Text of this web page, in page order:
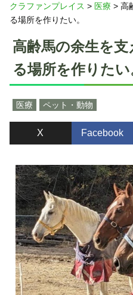
クラファンプレイス > 医療 > 高
る場所を作りたい。
高齢馬の余生を
る場所を作りたい
医療 ペット・動物
X Facebook